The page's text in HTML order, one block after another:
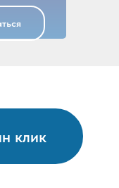
клик